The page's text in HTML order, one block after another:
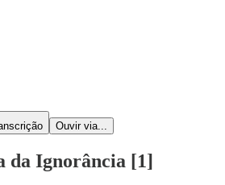
Ouvir via...
da Ignorância [1]